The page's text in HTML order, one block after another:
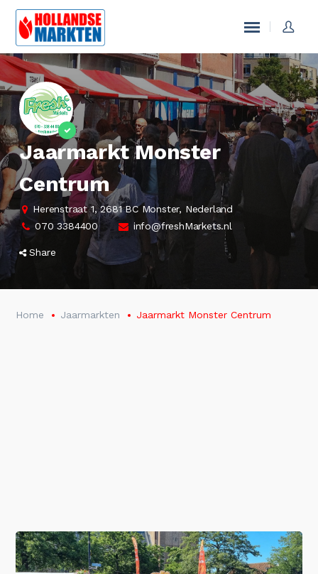
Jaarmarkt Monster
Centrum
Herenstraat 1, 2681 BC Monster, Nederland
070 3384400
info@freshMarkets.nl
Share
Home Jaarmarkten Jaarmarkt Monster Centrum